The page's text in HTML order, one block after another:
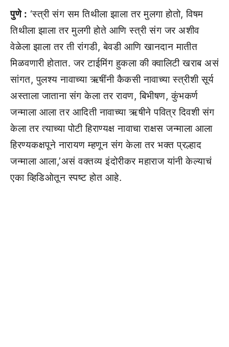
पुणे : ‘स्त्री संग सम तिथीला झाला तर मुलगा होतो, विषम
तिथीला झाला तर मुलगी होते आणि स्त्री संग जर अशीव
वेळेला झाला तर ती रांगडी, बेवडी आणि खानदान मातीत
मिळवणारी होतात. जर टाईमिंग हुकला की क्वालिटी खराब असं
सांगत, पुलश्य नावाच्या ऋषींनी कैकसी नावाच्या स्त्रीशी सूर्य
अस्ताला जाताना संग केला तर रावण, बिभीषण, कुंभकर्ण
जन्माला आला तर आदिती नावाच्या ऋषीने पवित्र दिवशी संग
केला तर त्याच्या पोटी हिराण्यक्ष नावाचा राक्षस जन्माला आला
हिरण्यकक्षपूने नारायण म्हणून संग केला तर भक्त प्रल्हाद
जन्माला आला,’असं वक्तव्य इंदोरीकर महाराज यांनी केल्याचं
एका व्हिडिओतून स्पष्ट होत आहे.